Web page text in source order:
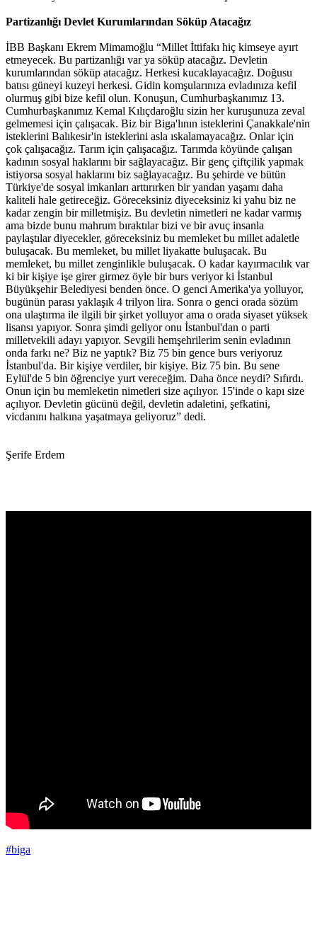
Partizanlığı Devlet Kurumlarından Söküp Atacağız
İBB Başkanı Ekrem Mimamoğlu “Millet İttifakı hiç kimseye ayırt
etmeyecek. Bu partizanlığı var ya söküp atacağız. Devletin
kurumlarından söküp atacağız. Herkesi kucaklayacağız. Doğusu
batısı güneyi kuzeyi herkesi. Gidin komşularınıza evladınıza kefil
olurmuş gibi bize kefil olun. Konuşun, Cumhurbaşkanımız 13.
Cumhurbaşkanımız Kemal Kılıçdaroğlu sizin her kuruşunuza zeval
gelmemesi için çalışacak. Biz bir Biga'lının isteklerini Çanakkale'nin
isteklerini Balıkesir'in isteklerini asla ıskalamayacağız. Onlar için
çok çalışacağız. Tarım için çalışacağız. Tarımda köyünde çalışan
kadının sosyal haklarını bir sağlayacağız. Bir genç çiftçilik yapmak
istiyorsa sosyal haklarını biz sağlayacağız. Bu şehirde ve bütün
Türkiye'de sosyal imkanları arttırırken bir yandan yaşamı daha
kaliteli hale getireceğiz. Göreceksiniz diyeceksiniz ki yahu biz ne
kadar zengin bir milletmişiz. Bu devletin nimetleri ne kadar varmış
ama bizde bunu mahrum bıraktılar bizi ve bir avuç insanla
paylaştılar diyecekler, göreceksiniz bu memleket bu millet adaletle
buluşacak. Bu memleket, bu millet liyakatte buluşacak. Bu
memleket, bu millet zenginlikle buluşacak. O kadar kayırmacılık var
ki bir kişiye işe girer girmez öyle bir burs veriyor ki İstanbul
Büyükşehir Belediyesi benden önce. O genci Amerika'ya yolluyor,
bugünün parası yaklaşık 4 trilyon lira. Sonra o genci orada sözüm
ona ulaştırma ile ilgili bir şirket yolluyor ama o orada siyaset yüksek
lisansı yapıyor. Sonra şimdi geliyor onu İstanbul'dan o parti
milletvekili adayı yapıyor. Sevgili hemşehrilerim senin evladının
onda farkı ne? Biz ne yaptık? Biz 75 bin gence burs veriyoruz
İstanbul'da. Bir kişiye verdiler, bir kişiye. Biz 75 bin. Bu sene
Eylül'de 5 bin öğrenciye yurt vereceğim. Daha önce neydi? Sıfırdı.
Onun için bu memleketin nimetleri size açılıyor. 15'inde o kapı size
açılıyor. Devletin gücünü değil, devletin adaletini, şefkatini,
vicdanını halkına yaşatmaya geliyoruz” dedi.
Şerife Erdem
#biga